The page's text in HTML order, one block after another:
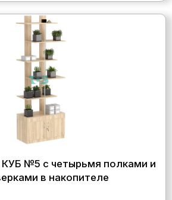
№5 с четырьмя полками и
в накопителе